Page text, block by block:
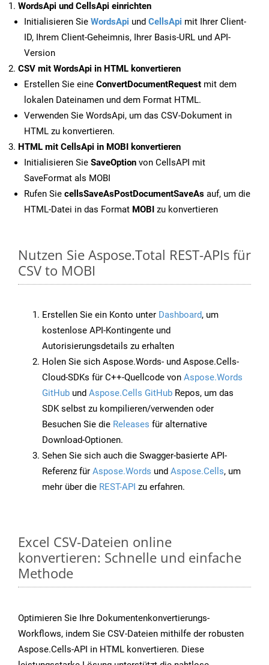
WordsApi und CellsApi einrichten
Initialisieren Sie WordsApi und CellsApi mit Ihrer Client-
ID, Ihrem Client-Geheimnis, Ihrer Basis-URL und API-
Version
CSV mit WordsApi in HTML konvertieren
Erstellen Sie eine ConvertDocumentRequest mit dem
lokalen Dateinamen und dem Format HTML.
Verwenden Sie WordsApi, um das CSV-Dokument in
HTML zu konvertieren.
HTML mit CellsApi in MOBI konvertieren
Initialisieren Sie SaveOption von CellsAPI mit
SaveFormat als MOBI
Rufen Sie cellsSaveAsPostDocumentSaveAs auf, um die
HTML-Datei in das Format MOBI zu konvertieren
Nutzen Sie Aspose.Total REST-APIs für
CSV to MOBI
Erstellen Sie ein Konto unter Dashboard, um
kostenlose API-Kontingente und
Autorisierungsdetails zu erhalten
Holen Sie sich Aspose.Words- und Aspose.Cells-
Cloud-SDKs für C++-Quellcode von Aspose.Words
GitHub und Aspose.Cells GitHub Repos, um das
SDK selbst zu kompilieren/verwenden oder
Besuchen Sie die Releases für alternative
Download-Optionen.
Sehen Sie sich auch die Swagger-basierte API-
Referenz für Aspose.Words und Aspose.Cells, um
mehr über die REST-API zu erfahren.
Excel CSV-Dateien online
konvertieren: Schnelle und einfache
Methode
Optimieren Sie Ihre Dokumentenkonvertierungs-
Workflows, indem Sie CSV-Dateien mithilfe der robusten
Aspose.Cells-API in HTML konvertieren. Diese